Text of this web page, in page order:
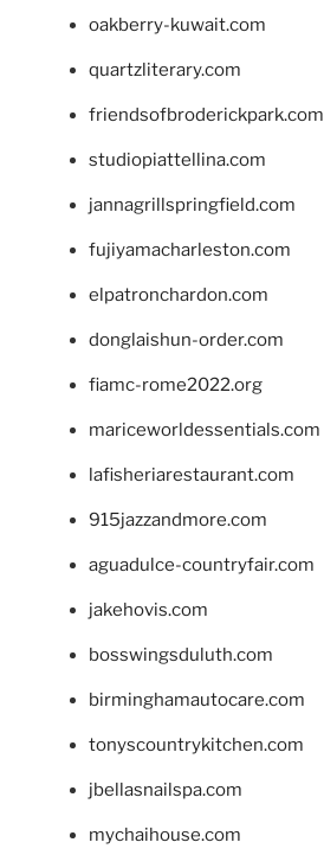
oakberry-kuwait.com
quartzliterary.com
friendsofbroderickpark.com
studiopiattellina.com
jannagrillspringfield.com
fujiyamacharleston.com
elpatronchardon.com
donglaishun-order.com
fiamc-rome2022.org
mariceworldessentials.com
lafisheriarestaurant.com
915jazzandmore.com
aguadulce-countryfair.com
jakehovis.com
bosswingsduluth.com
birminghamautocare.com
tonyscountrykitchen.com
jbellasnailspa.com
mychaihouse.com